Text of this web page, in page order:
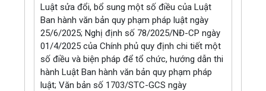
Luật sửa đổi, bổ sung một số điều của Luật
Ban hành văn bản quy phạm pháp luật ngày
25/6/2025; Nghị định số 78/2025/NĐ-CP ngày
01/4/2025 của Chính phủ quy định chi tiết một
số điều và biện pháp để tổ chức, hướng dẫn thi
hành Luật Ban hành văn bản quy phạm pháp
luật; Văn bản số 1703/STC-GCS ngày